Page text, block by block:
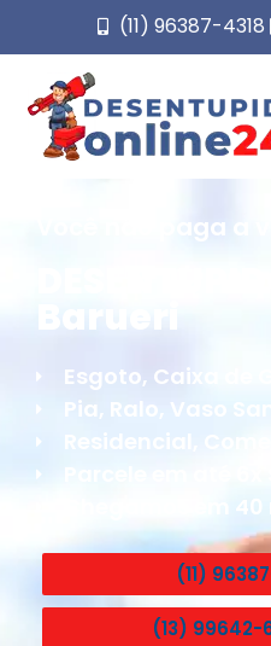
(11) 96387-4318
Você não paga a
Barueri
Esgoto, Caixa de
Pia, Ralo, Vaso
Residencial,
Parcele em até 6x
Chegamos em
(11)
(13) 99642-